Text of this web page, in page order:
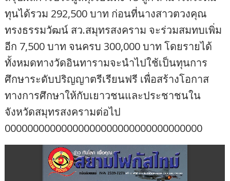
ทุนได้รวม 292,500 บาท ก่อนที่นางสาวตวงคุณ
ทรงธรรมวัฒน์ สว.สมุทรสงคราม จะร่วมสมทบเพิ่ม
อีก 7,500 บาท จนครบ 300,000 บาท โดยรายได้
ทั้งหมดทางวัดอินทารามจะนำไปใช้เป็นทุนการ
ศึกษาระดับปริญญาตรีเรียนฟรี เพื่อสร้างโอกาส
ทางการศึกษาให้กับเยาวชนและประชาชนใน
จังหวัดสมุทรสงครามต่อไป
00000000000000000000000000000000000